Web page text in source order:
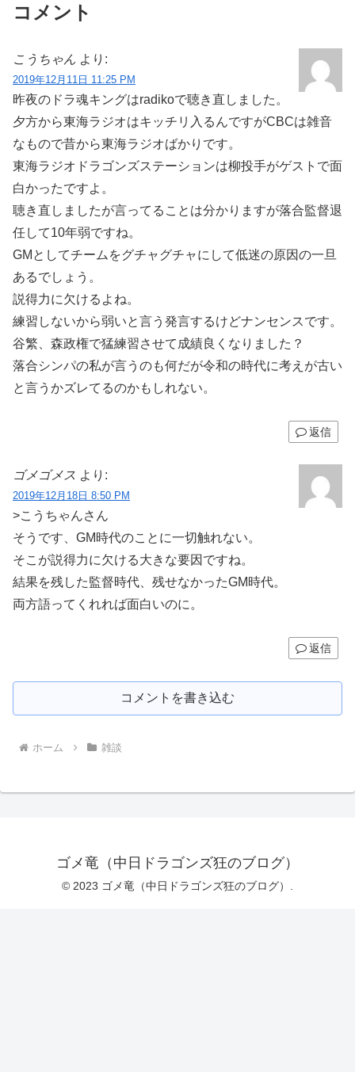
コメント
こうちゃん より:
2019年12月11日 11:25 PM
昨夜のドラ魂キングはradikoで聴き直しました。
夕方から東海ラジオはキッチリ入るんですがCBCは雑音
なもので昔から東海ラジオばかりです。
東海ラジオドラゴンズステーションは柳投手がゲストで面
白かったですよ。
聴き直しましたが言ってることは分かりますが落合監督退
任して10年弱ですね。
GMとしてチームをグチャグチャにして低迷の原因の一旦
あるでしょう。
説得力に欠けるよね。
練習しないから弱いと言う発言するけどナンセンスです。
谷繁、森政権で猛練習させて成績良くなりました？
落合シンパの私が言うのも何だが令和の時代に考えが古い
と言うかズレてるのかもしれない。
返信
ゴメゴメス より:
2019年12月18日 8:50 PM
>こうちゃんさん
そうです、GM時代のことに一切触れない。
そこが説得力に欠ける大きな要因ですね。
結果を残した監督時代、残せなかったGM時代。
両方語ってくれれば面白いのに。
返信
コメントを書き込む
ホーム 雑談
ゴメ竜（中日ドラゴンズ狂のブログ）
© 2023 ゴメ竜（中日ドラゴンズ狂のブログ）.